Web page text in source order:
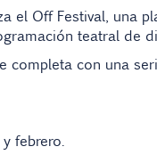
el Off Festival, una
teatral de
completa con una
febrero.